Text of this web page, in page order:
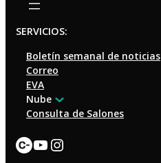
SERVICIOS:
Boletín semanal de noticias
Correo
EVA
Nube
Consulta de Salones
Enlace
YouTube
Instagram